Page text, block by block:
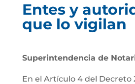
Entes y
que lo vigilan
Superintendencia de
En el Artículo 4 del Decreto